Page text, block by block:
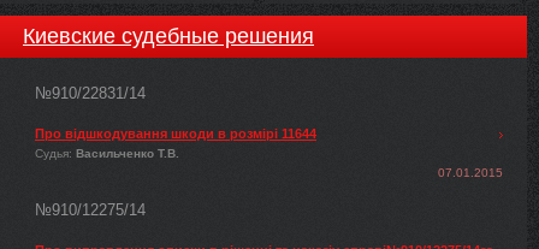
Киевские судебные решения
№910/22831/14
Про відшкодування шкоди в розмірі 11644
Судья: Васильченко Т.В.
07.01.2015
№910/12275/14